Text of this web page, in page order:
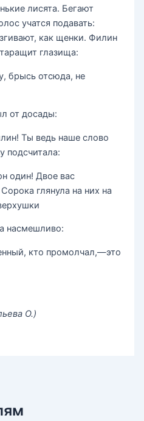
лисята. Бегают
учатся подавать:
как щенки. Филин
глазища:
брысь отсюда, не
от досады:
Ты ведь наше слово
подсчитала:
один! Двое вас
глянула на них на
насмешливо:
кто промолчал,—это
О.)